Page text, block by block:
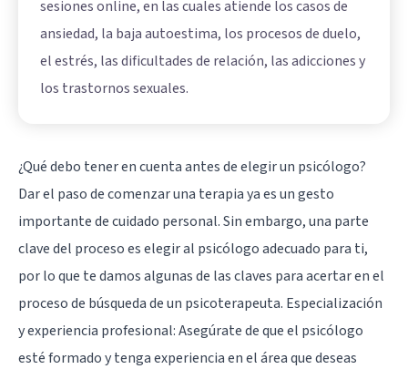
sesiones online, en las cuales atiende los casos de
ansiedad, la baja autoestima, los procesos de duelo,
el estrés, las dificultades de relación, las adicciones y
los trastornos sexuales.
¿Qué debo tener en cuenta antes de elegir un psicólogo?
Dar el paso de comenzar una terapia ya es un gesto
importante de cuidado personal. Sin embargo, una parte
clave del proceso es elegir al psicólogo adecuado para ti,
por lo que te damos algunas de las claves para acertar en el
proceso de búsqueda de un psicoterapeuta. Especialización
y experiencia profesional: Asegúrate de que el psicólogo
esté formado y tenga experiencia en el área que deseas